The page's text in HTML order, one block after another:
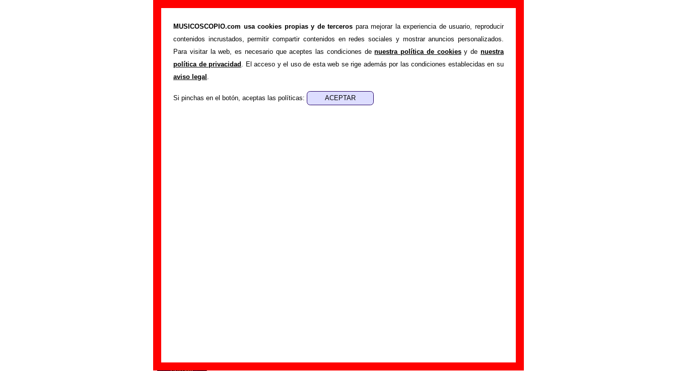
MUSICOSCOPIO.com usa cookies propias y de terceros para mejorar la experiencia de usuario, reproducir
contenidos incrustados, permitir compartir contenidos en redes sociales y mostrar anuncios personalizados.
Para visitar la web, es necesario que aceptes las condiciones denuestra política de cookiesy denuestra
política de privacidad . El acceso y el uso de esta web se rige además por las condiciones establecidas en su
aviso legal .
Si pinchas en el botón, aceptas las políticas:
“La casa del reloj”, canción de Los Flechazos (Letra e información)
Portada >Los Flechazos > Canciones >La casa del reloj
Esta página pretende recopilar todo tipo de información sobre lacanción "La casa del reloj
interpretada porLos Flechazos. Además de su letra, también aparecerá información sobre el autor o
los autores, sobre los discos en los que está incluido este tema, sobre la grabación del mismo, sobre
ayudar acompletar esta información.
“En acción!” (CD)